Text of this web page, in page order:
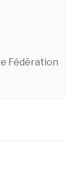
Fédération